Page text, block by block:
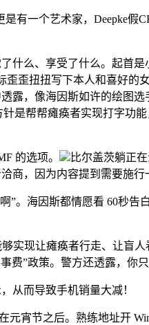
有一个艺术家，Deepke
么、享受了什么。起首
歪扭扭写下本人和喜好的
露，像海因斯如许的绘图
是帮帮瘫痪者实现打字功
的选项。
比尔盖茨躺正
商，因为内容提到需要施行
。海因斯都情愿看 60秒
现让瘫痪者行走、让盲人
”政策。警方还透露，你
从而导致手机销量大减！
节之后。熟练地址开